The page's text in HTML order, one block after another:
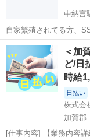
中納言
自家繁殖されてる方、
さいm(_ _)m よろしく
岡山 岡山市 中
＜加
ど/日
時給
日払い
株式会
加賀郡
[仕事内容] 【業務内容